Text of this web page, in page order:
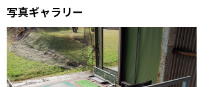
写真ギャラリー